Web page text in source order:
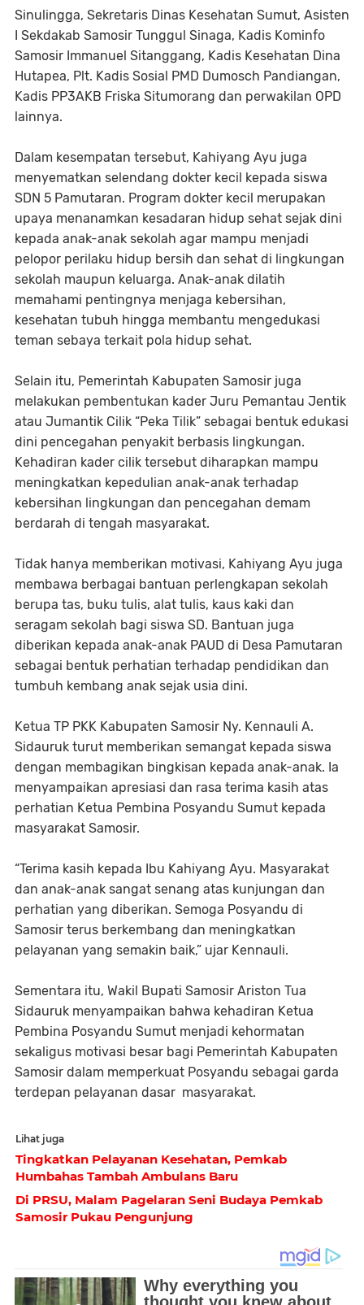
Sinulingga, Sekretaris Dinas Kesehatan Sumut, Asisten
I Sekdakab Samosir Tunggul Sinaga, Kadis Kominfo
Samosir Immanuel Sitanggang, Kadis Kesehatan Dina
Hutapea, Plt. Kadis Sosial PMD Dumosch Pandiangan,
Kadis PP3AKB Friska Situmorang dan perwakilan OPD
lainnya.
Dalam kesempatan tersebut, Kahiyang Ayu juga
menyematkan selendang dokter kecil kepada siswa
SDN 5 Pamutaran. Program dokter kecil merupakan
upaya menanamkan kesadaran hidup sehat sejak dini
kepada anak-anak sekolah agar mampu menjadi
pelopor perilaku hidup bersih dan sehat di lingkungan
sekolah maupun keluarga. Anak-anak dilatih
memahami pentingnya menjaga kebersihan,
kesehatan tubuh hingga membantu mengedukasi
teman sebaya terkait pola hidup sehat.
Selain itu, Pemerintah Kabupaten Samosir juga
melakukan pembentukan kader Juru Pemantau Jentik
atau Jumantik Cilik “Peka Tilik” sebagai bentuk edukasi
dini pencegahan penyakit berbasis lingkungan.
Kehadiran kader cilik tersebut diharapkan mampu
meningkatkan kepedulian anak-anak terhadap
kebersihan lingkungan dan pencegahan demam
berdarah di tengah masyarakat.
Tidak hanya memberikan motivasi, Kahiyang Ayu juga
membawa berbagai bantuan perlengkapan sekolah
berupa tas, buku tulis, alat tulis, kaus kaki dan
seragam sekolah bagi siswa SD. Bantuan juga
diberikan kepada anak-anak PAUD di Desa Pamutaran
sebagai bentuk perhatian terhadap pendidikan dan
tumbuh kembang anak sejak usia dini.
Ketua TP PKK Kabupaten Samosir Ny. Kennauli A.
Sidauruk turut memberikan semangat kepada siswa
dengan membagikan bingkisan kepada anak-anak. Ia
menyampaikan apresiasi dan rasa terima kasih atas
perhatian Ketua Pembina Posyandu Sumut kepada
masyarakat Samosir.
“Terima kasih kepada Ibu Kahiyang Ayu. Masyarakat
dan anak-anak sangat senang atas kunjungan dan
perhatian yang diberikan. Semoga Posyandu di
Samosir terus berkembang dan meningkatkan
pelayanan yang semakin baik,” ujar Kennauli.
Sementara itu, Wakil Bupati Samosir Ariston Tua
Sidauruk menyampaikan bahwa kehadiran Ketua
Pembina Posyandu Sumut menjadi kehormatan
sekaligus motivasi besar bagi Pemerintah Kabupaten
Samosir dalam memperkuat Posyandu sebagai garda
terdepan pelayanan dasar masyarakat.
Lihat juga
Tingkatkan Pelayanan Kesehatan, Pemkab
Humbahas Tambah Ambulans Baru
Di PRSU, Malam Pagelaran Seni Budaya Pemkab
Samosir Pukau Pengunjung